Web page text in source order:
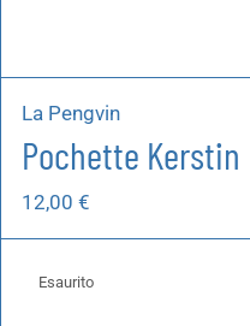
La Pengvin
Pochette Kerstin
12,00 €
Esaurito